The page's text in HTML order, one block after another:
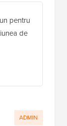
pentru
de
ADMIN